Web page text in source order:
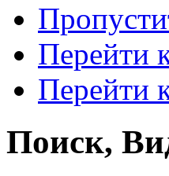
Перейти
Перейти
Поиск,